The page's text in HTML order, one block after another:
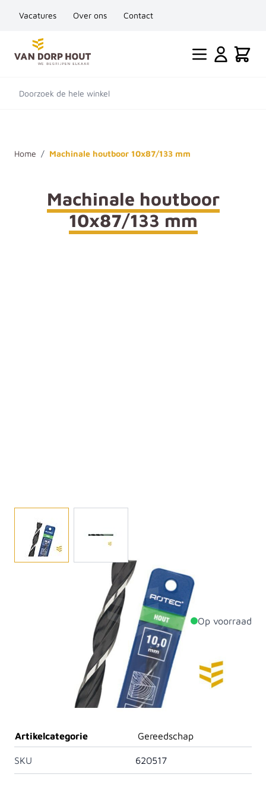
Vacatures Over ons Contact
Ga naar de inhoud
Cart
Doorzoek de hele winkel
Home / Machinale houtboor 10x87/133 mm
Machinale houtboor
10x87/133 mm
Toepassing: boren in zacht- en hardhout, meubelplaat
Op voorraad
Productdetails
10mm
133mm
Artikelcategorie
Gereedschap
SKU 620517